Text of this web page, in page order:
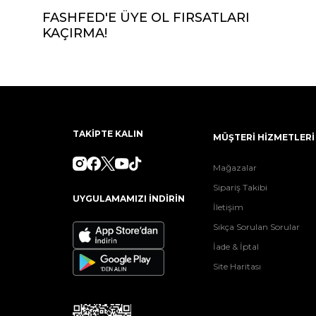
FASHFED'E ÜYE OL FIRSATLARI
KAÇIRMA!
TAKİPTE KALIN
UYGULAMAMIZI İNDİRİN
MÜŞTERİ HİZMETLERİ
Mağazalar
Sipariş Takibi
İletişim
Sıkça Sorulan Sorular
İade & İptal
Site Haritası